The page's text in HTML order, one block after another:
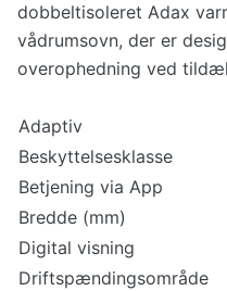
dobbeltisoleret Adax
vådrumsovn, der er
overophedning ved
Adaptiv
Beskyttelsesklasse
Betjening via App
Bredde (mm)
Digital visning
Driftspændingsområde